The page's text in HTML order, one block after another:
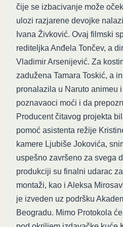
čije se izbacivanje može
ulozi razjarene devojke
Ivana Živković. Ovaj filmski
rediteljka Anđela Tončev, a
Vladimir Arsenijević. Za
zadužena Tamara Toskić, a
pronalazila u Naruto animeu
poznavaoci moći i da
Producent čitavog projekta
pomoć asistenta režije
kamere Ljubiše Jokovića,
uspešno završeno za svega
produkciji su finalni udarac
montaži, kao i Aleksa
je izveden uz podršku
Beogradu. Mimo Protokola